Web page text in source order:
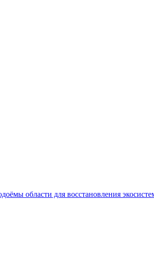
области для восстановления